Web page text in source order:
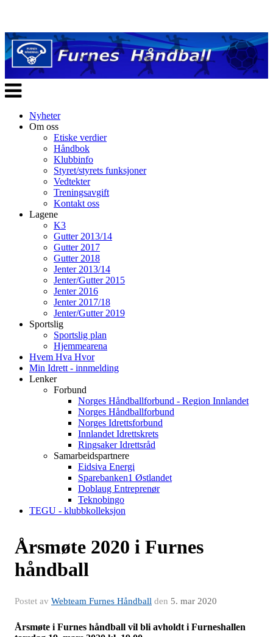
Veksle
navigasjon
Nyheter
Om oss
Etiske verdier
Håndbok
Klubbinfo
Styret/styrets funksjoner
Vedtekter
Treningsavgift
Kontakt oss
Lagene
K3
Gutter 2013/14
Gutter 2017
Gutter 2018
Jenter 2013/14
Jenter/Gutter 2015
Jenter 2016
Jenter 2017/18
Jenter/Gutter 2019
Sportslig
Sportslig plan
Hjemmearena
Hvem Hva Hvor
Min Idrett - innmelding
Lenker
Forbund
Norges Håndballforbund - Region Innlandet
Norges Håndballforbund
Norges Idrettsforbund
Innlandet Idrettskrets
Ringsaker Idrettsråd
Samarbeidspartnere
Eidsiva Energi
Sparebanken1 Østlandet
Doblaug Entreprenør
Teknobingo
TEGU - klubbkolleksjon
Årsmøte 2020 i Furnes
håndball
Postet av Webteam Furnes Håndball den 5. mar 2020
Årsmøte i Furnes håndball vil bli avholdt i Furneshallen